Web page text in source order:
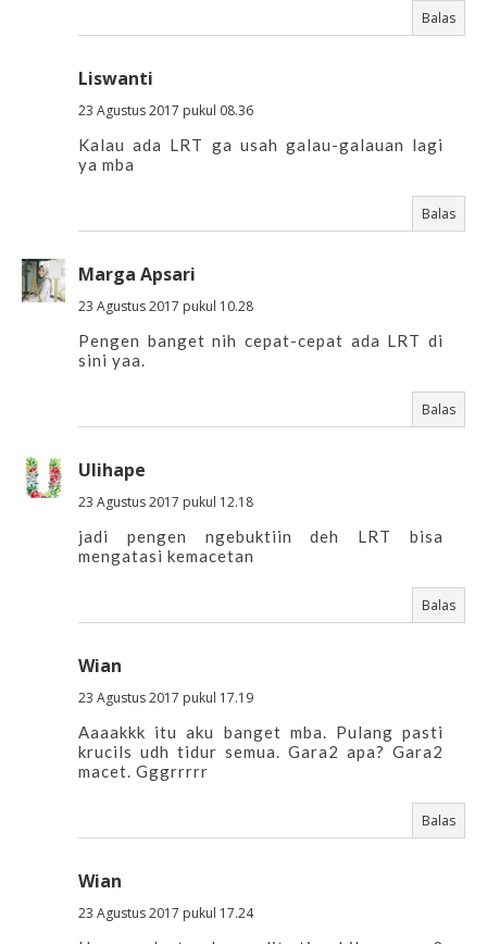
Balas
Liswanti
23 Agustus 2017 pukul 08.36
Kalau ada LRT ga usah galau-galauan lagi
ya mba
Balas
Marga Apsari
23 Agustus 2017 pukul 10.28
Pengen banget nih cepat-cepat ada LRT di
sini yaa.
Balas
Ulihape
23 Agustus 2017 pukul 12.18
jadi pengen ngebuktiin deh LRT bisa
mengatasi kemacetan
Balas
Wian
23 Agustus 2017 pukul 17.19
Aaaakkk itu aku banget mba. Pulang pasti
krucils udh tidur semua. Gara2 apa? Gara2
macet. Gggrrrrr
Balas
Wian
23 Agustus 2017 pukul 17.24